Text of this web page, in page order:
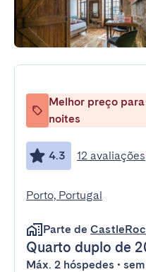
Melhor preço
noites
4.3 12 avaliações
Porto, Portugal
Parte de
Quarto duplo de
Máx. 2 hóspedes •